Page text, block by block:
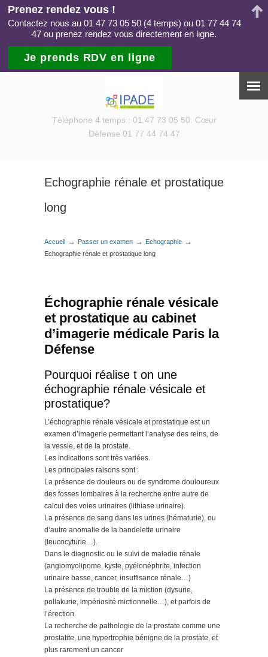
Téléphone 4 temps : 01 47 73 05 50. Cœur
Défense 01 77 44 74 47
Echographie rénale et prostatique
long
Accueil → Passer un examen → Echographie →
Echographie rénale et prostatique long
Échographie rénale vésicale
et prostatique au cabinet
d’imagerie médicale Paris la
Défense
Pourquoi réalise t on une
échographie rénale vésicale et
prostatique?
L’échographie rénale vésicale et prostatique est un
examen d’imagerie permettant l’analyse des reins, de
la vessie, et de la prostate.
Les indications sont très variées.
Les principales raisons sont :
La présence de douleurs ou de syndrome douloureux
des fosses lombaires à la recherche entre autre de
calcul des voies urinaires (lithiase urinaire).
La présence de sang dans les urines (hématurie), ou
d’autre anomalie de la bandelette urinaire
(leucocyturie…).
Dans le diagnostic ou le suivi de maladie rénale
(angiomyolipome, kyste, pyélonéphrite, infection
urinaire basse, cancer, insuffisance rénale…)
La présence de trouble de la miction (dysurie,
pollakurie, impériosité mictionnelle…), et parfois de
l’érection.
La recherche de pathologie de la prostate comme une
prostatite, une hypertrophie bénigne de la prostate, et
plus rarement un cancer
Prenez rendez vous !
Contactez nous au 01 47 73 05 50 (4 temps) ou 01 77 44 74
47 ou prenez rendez vous directement en ligne.
Je prends RDV en ligne